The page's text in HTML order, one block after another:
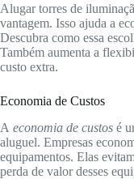
Alugar torres de
vantagem. Isso ajuda a
Descubra como essa
Também aumenta a
custo extra.
Economia de Custos
A economia de custos é
aluguel. Empresas
equipamentos. Elas
perda de valor desses